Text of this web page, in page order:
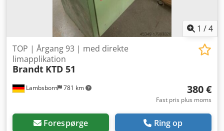
1 /4
Lambsborn 781 km
TOP | Årgang 93 | med direkte
limapplikation
Brandt KTD 51
380 €
Fast pris plus moms
Forespørge Ring op